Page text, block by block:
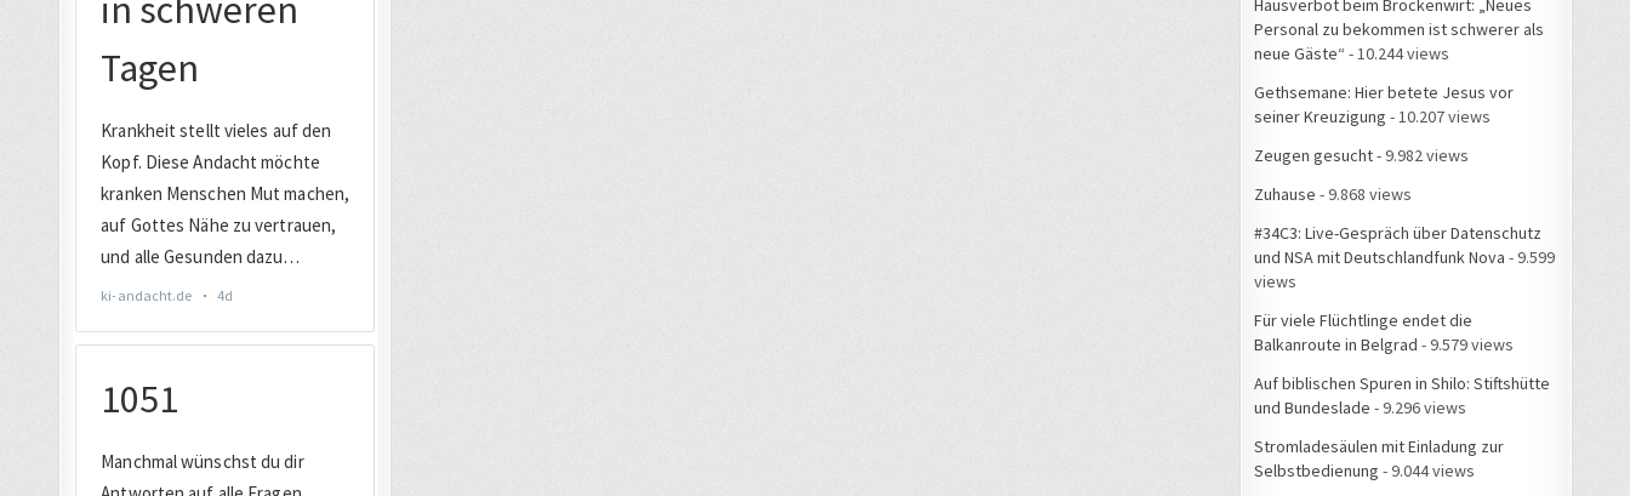
Personal zu bekommen ist schwerer als
neue Gäste“ - 10.244 views
Gethsemane: Hier betete Jesus vor
seiner Kreuzigung - 10.207 views
Zeugen gesucht- 9.982 views
Zuhause - 9.868 views
#34C3: Live-Gespräch über Datenschutz
und NSA mit Deutschlandfunk Nova - 9.599
views
Für viele Flüchtlinge endet die
Balkanroute in Belgrad - 9.579 views
Auf biblischen Spuren in Shilo: Stiftshütte
und Bundeslade - 9.296 views
Stromladesäulen mit Einladung zur
Selbstbedienung - 9.044 views